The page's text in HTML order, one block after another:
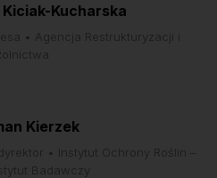
Kucharska
• Agencja Restrukturyzacji i
Kierzek
• Instytut Ochrony Roślin –
Badawczy